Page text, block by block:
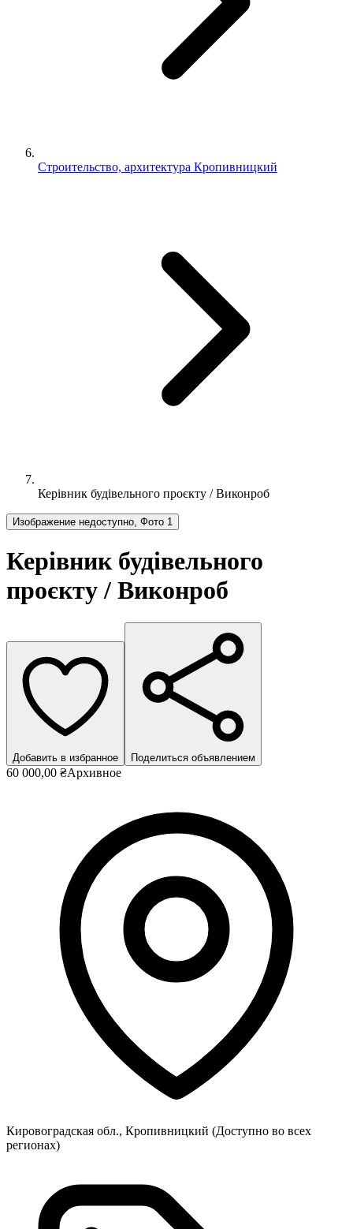
Строительство, архитектура Кропивницкий
Керівник будівельного проєкту / Виконроб
Изображение недоступно, Фото 1
Керівник будівельного
проєкту / Виконроб
Добавить в избранное Поделиться объявлением
60 000,00 ₴Архивное
Кировоградская обл., Кропивницкий (Доступно во всех
регионах)